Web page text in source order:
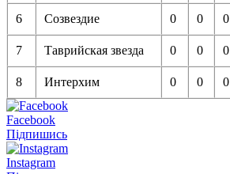
6 Созвездие 0 0 0
7 Таврийская звезда 0 0 0
8 Интерхим 0 0 0
Facebook
Підпишись
Instagram